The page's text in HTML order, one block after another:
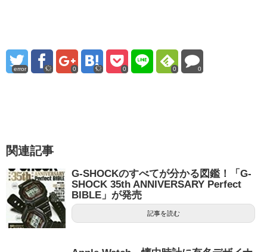
error 0 0 0 0
関連記事
G-SHOCKのすべてが分かる図鑑！「G-
SHOCK 35th ANNIVERSARY Perfect
BIBLE」が発売
記事を読む